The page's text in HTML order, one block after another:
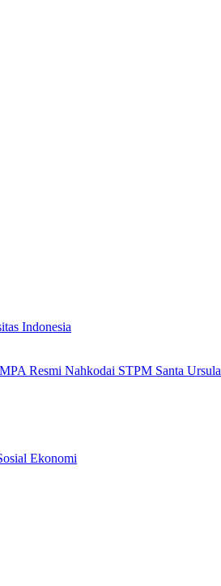
Indonesia
Resmi Nahkodai STPM Santa Ursula
Ekonomi